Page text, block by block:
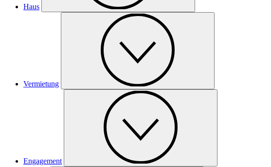
Haus
Vermietung
Engagement